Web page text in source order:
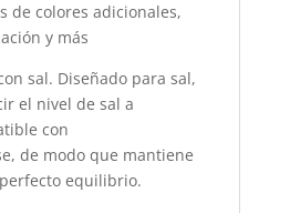
de colores adicionales,
y más
sal. Diseñado para sal,
el nivel de sal a
con
de modo que mantiene
equilibrio.